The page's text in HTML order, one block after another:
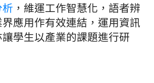
析 ，維運工作智慧化，語者辨
應用作有效連結，運用資訊
學生以產業的課題進行研